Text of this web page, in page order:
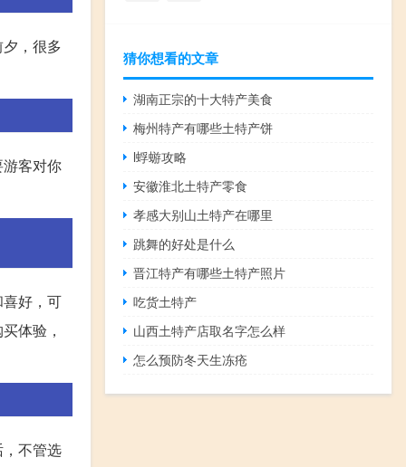
，很多
客对你
好，可
体验，
不管选
猜你想看的文章
湖南正宗的十大特产美食
梅州特产有哪些土特产饼
l蜉蝣攻略
安徽淮北土特产零食
孝感大别山土特产在哪里
跳舞的好处是什么
晋江特产有哪些土特产照片
吃货土特产
山西土特产店取名字怎么样
怎么预防冬天生冻疮